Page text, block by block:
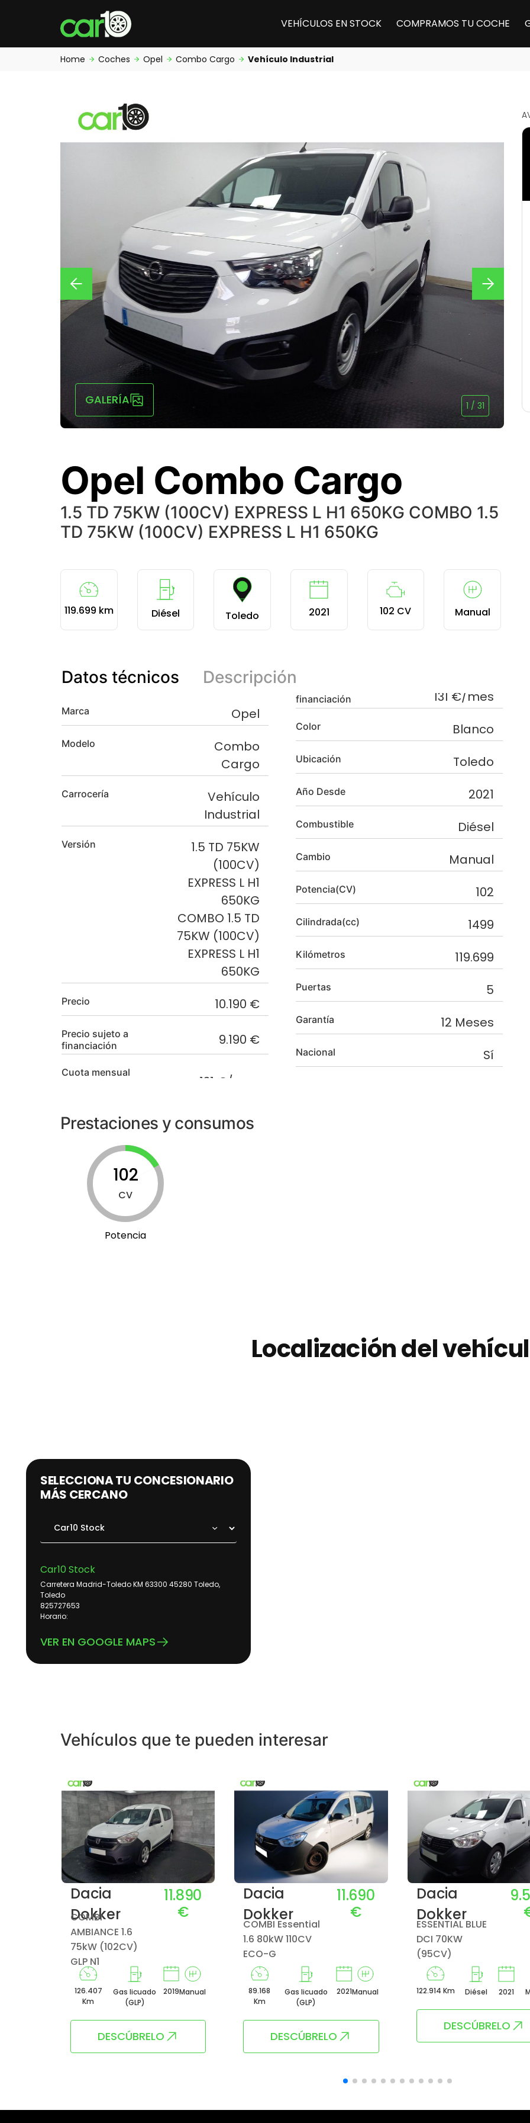
VEHÍCULOS EN STOCK COMPRAMOS TU COCHE
Home Coches Opel Combo Cargo Vehículo Industrial
GALERÍA 1 / 31
Opel Combo Cargo
1.5 TD 75KW (100CV) EXPRESS L H1 650KG COMBO 1.5
TD 75KW (100CV) EXPRESS L H1 650KG
119.699 km Diésel Toledo 2021 102 CV Manual
Datos técnicos Descripción
Marca Opel
Modelo
Combo
Cargo
Carrocería
Vehículo
Industrial
Versión
1.5 TD 75KW
(100CV)
EXPRESS L H1
650KG
COMBO 1.5 TD
75KW (100CV)
EXPRESS L H1
650KG
Precio 10.190 €
Precio sujeto a
financiación
9.190 €
Cuota mensual
financiación 131 €/mes
Color Blanco
Ubicación Toledo
Año Desde 2021
Combustible Diésel
Cambio Manual
Potencia(CV) 102
Cilindrada(cc) 1499
Kilómetros 119.699
Puertas 5
Garantía 12 Meses
Nacional Sí
Prestaciones y consumos
102
CV
Potencia
Localización del
SELECCIONA TU CONCESIONARIO
MÁS CERCANO
Car10 Stock
Carretera Madrid-Toledo KM 63300 45280 Toledo,
Toledo
825727653
Horario:
VER EN GOOGLE MAPS
Vehículos que te pueden interesar
Dacia
Dokker
COMBI
AMBIANCE 1.6
75kW (102CV)
GLP N1
11.890
€
126.407
Km
Gas licuado
(GLP)
2019Manual
DESCÚBRELO
Dacia
Dokker
COMBI Essential
1.6 80kW 110CV
ECO-G
11.690
€
89.168
Km
Gas licuado
(GLP)
2021Manual
DESCÚBRELO
Dacia
Dokker
ESSENTIAL BLUE
DCI 70KW
(95CV)
122.914 Km Diésel 2021
DESCÚBRELO